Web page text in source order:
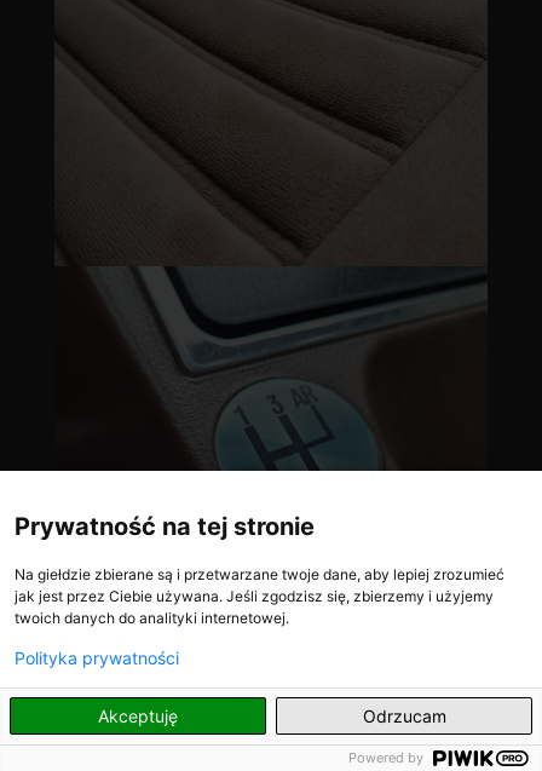
PL
Prywatność na tej stronie
Na giełdzie zbierane są i przetwarzane twoje dane, aby lepiej zrozumieć
jak jest przez Ciebie używana. Jeśli zgodzisz się, zbierzemy i użyjemy
twoich danych do analityki internetowej.
Polityka prywatności
Akceptuję Odrzucam
Powered by